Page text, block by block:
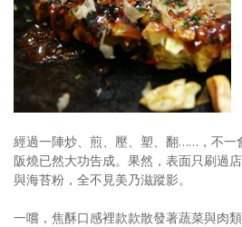
經過一陣炒、煎、壓、塑、翻……，不一
阪燒已然大功告成。果然，表面只刷過
與海苔粉，全不見美乃滋蹤影。
一嚐，焦酥口感裡款款散發著蔬菜與肉